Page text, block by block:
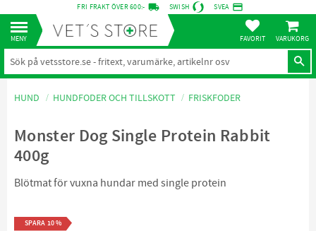
Meny
FRI FRAKT ÖVER 600:- local_shipping SWISH SVEA credit_card
FAVORITER
HUND HUNDFODER OCH TILLSKOTT FRISKFODER
Monster Dog Single Protein Rabbit
400g
Blötmat för vuxna hundar med single protein
SPARA 10%